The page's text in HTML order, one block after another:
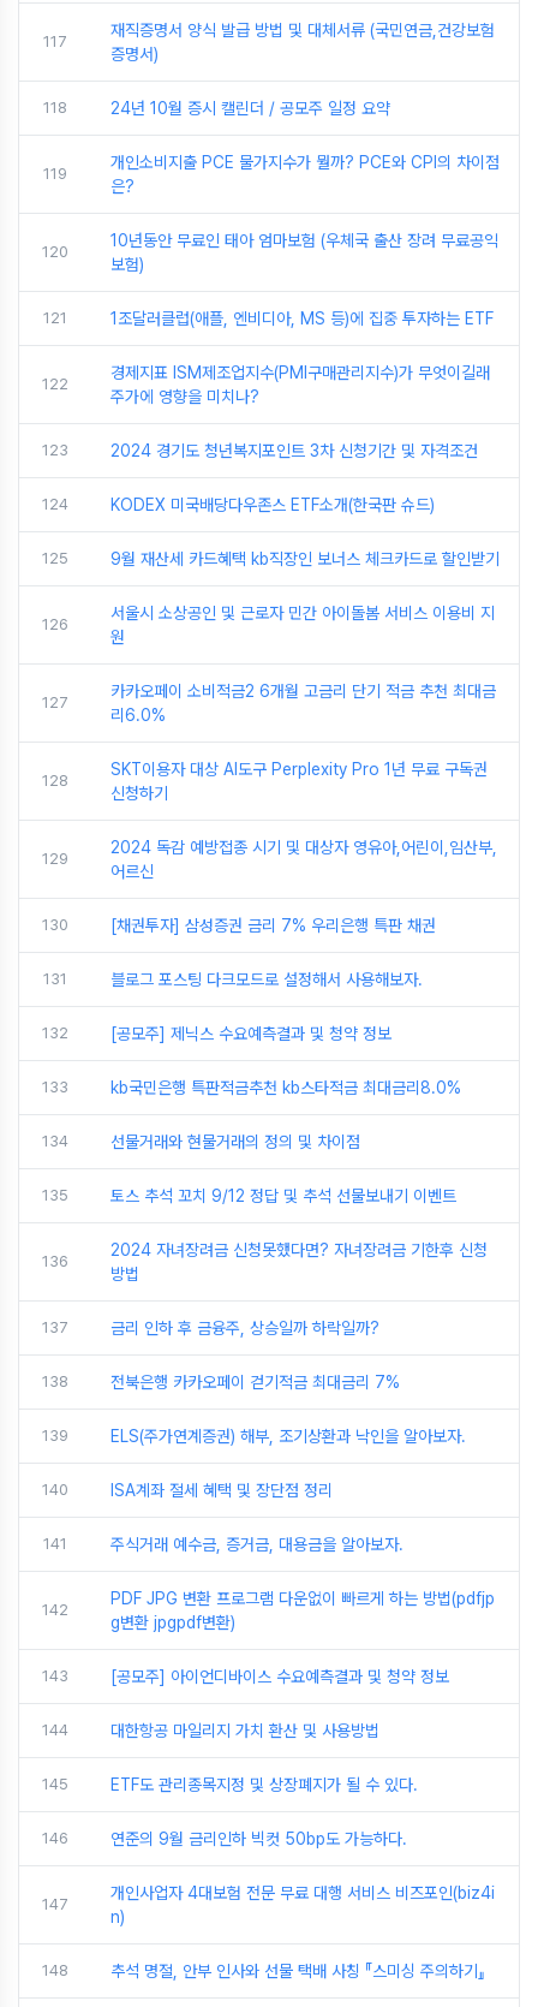
117
재직증명서 양식 발급 방법 및 대체서류 (국민연금,건강보험
증명서)
118 24년 10월 증시 캘린더 / 공모주 일정 요약
119
개인소비지출 PCE 물가지수가 뭘까? PCE와 CPI의 차이점
은?
120
10년동안 무료인 태아 엄마보험 (우체국 출산 장려 무료공익
보험)
121 1조달러클럽(애플, 엔비디아, MS 등)에 집중 투자하는 ETF
122
경제지표 ISM제조업지수(PMI구매관리지수)가 무엇이길래
주가에 영향을 미치나?
123 2024 경기도 청년복지포인트 3차 신청기간 및 자격조건
124 KODEX 미국배당다우존스 ETF소개(한국판 슈드)
125 9월 재산세 카드혜택 kb직장인 보너스 체크카드로 할인받기
126
서울시 소상공인 및 근로자 민간 아이돌봄 서비스 이용비 지
원
127
카카오페이 소비적금2 6개월 고금리 단기 적금 추천 최대금
리6.0%
128
SKT이용자 대상 AI도구 Perplexity Pro 1년 무료 구독권
신청하기
129
2024 독감 예방접종 시기 및 대상자 영유아,어린이,임산부,
어르신
130 [채권투자] 삼성증권 금리 7% 우리은행 특판 채권
131 블로그 포스팅 다크모드로 설정해서 사용해보자.
132 [공모주] 제닉스 수요예측결과 및 청약 정보
133 kb국민은행 특판적금추천 kb스타적금 최대금리8.0%
134 선물거래와 현물거래의 정의 및 차이점
135 토스 추석 꼬치 9/12 정답 및 추석 선물보내기 이벤트
136
2024 자녀장려금 신청못했다면? 자녀장려금 기한후 신청
방법
137 금리 인하 후 금융주, 상승일까 하락일까?
138 전북은행 카카오페이 걷기적금 최대금리 7%
139 ELS(주가연계증권) 해부, 조기상환과 낙인을 알아보자.
140 ISA계좌 절세 혜택 및 장단점 정리
141 주식거래 예수금, 증거금, 대용금을 알아보자.
142
PDF JPG 변환 프로그램 다운없이 빠르게 하는 방법(pdfjp
g변환 jpgpdf변환)
143 [공모주] 아이언디바이스 수요예측결과 및 청약 정보
144 대한항공 마일리지 가치 환산 및 사용방법
145 ETF도 관리종목지정 및 상장폐지가 될 수 있다.
146 연준의 9월 금리인하 빅컷 50bp도 가능하다.
147
개인사업자 4대보험 전문 무료 대행 서비스 비즈포인(biz4i
n)
148 추석 명절, 안부 인사와 선물 택배 사칭 『스미싱 주의하기』